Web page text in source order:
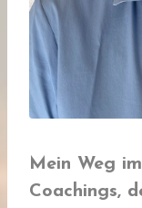
Mein Weg
Coachings,